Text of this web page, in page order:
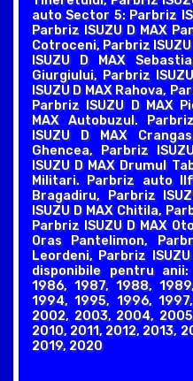
auto Sector 5: Parbriz
Parbriz ISUZU D MAX
Cotroceni, Parbriz
ISUZU D MAX
Giurgiului, Parbriz
ISUZU D MAX Rahova,
Parbriz ISUZU D MAX
MAX Autobuzul.
ISUZU D MAX
Ghencea, Parbriz
ISUZU D MAX Drumul
Militari. Parbriz auto
Bragadiru, Parbriz
ISUZU D MAX Chitila,
Parbriz ISUZU D MAX
Oras Pantelimon,
Leordeni, Parbriz
disponibile pentru
1986, 1987, 1988,
1994, 1995, 1996,
2002, 2003, 2004,
2010, 2011, 2012, 2013,
2019, 2020